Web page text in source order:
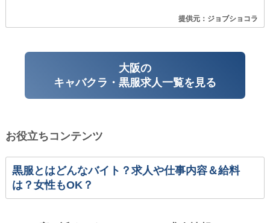
提供元：ジョブショコラ
大阪の
キャバクラ・黒服求人一覧を見る
お役立ちコンテンツ
黒服とはどんなバイト？求人や仕事内容＆給料
は？女性もOK？